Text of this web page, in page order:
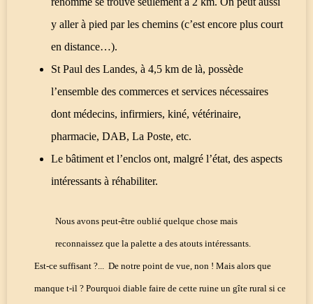
y aller à pied par les chemins (c’est encore plus court
en distance…).
St Paul des Landes, à 4,5 km de là, possède
l’ensemble des commerces et services nécessaires
dont médecins, infirmiers, kiné, vétérinaire,
pharmacie, DAB, La Poste, etc.
Le bâtiment et l’enclos ont, malgré l’état, des aspects
intéressants à réhabiliter.
Nous avons peut-être oublié quelque chose mais
reconnaissez que la palette a des atouts intéressants.
Est-ce suffisant ?... De notre point de vue, non ! Mais alors que
manque t-il ? Pourquoi diable faire de cette ruine un gîte rural si ce